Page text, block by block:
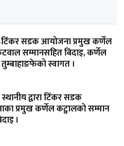
सडक आयोजना प्रमुख कर्णेल
सम्मानसहित बिदाइ, कर्णेल
स्वागत ।
द्वारा टिंकर सडक
प्रमुख कर्णेल कट्वालको सम्मान
।